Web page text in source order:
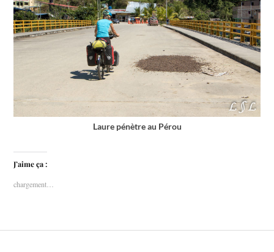
Laure pénètre au Pérou
J’aime ça :
chargement…